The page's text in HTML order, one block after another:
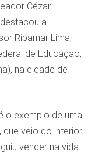
Cézar
a
Ribamar Lima,
de Educação,
na cidade de
o exemplo de uma
que veio do interior
vencer na vida.